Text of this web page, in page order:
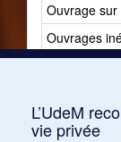
Ouvrage
Ouvrages
L’UdeM
vie privée